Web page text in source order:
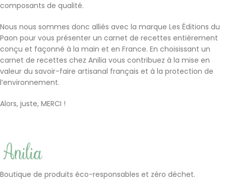
composants de qualité.
Nous nous sommes donc alliés avec la marque Les Éditions du
Paon pour vous présenter un carnet de recettes entièrement
conçu et façonné à la main et en France. En choisissant un
carnet de recettes chez Anilia vous contribuez à la mise en
valeur du savoir-faire artisanal français et à la protection de
l’environnement.
Alors, juste, MERCI !
Boutique de produits éco-responsables et zéro déchet.